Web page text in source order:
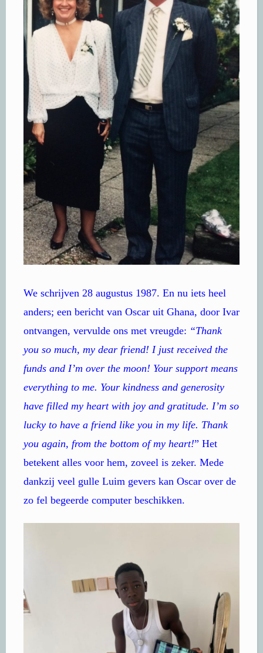
We schrijven 28 augustus 1987. En nu iets heel
anders; een bericht van Oscar uit Ghana, door Ivar
ontvangen, vervulde ons met vreugde: “Thank
you so much, my dear friend! I just received the
funds and I’m over the moon! Your support means
everything to me. Your kindness and generosity
have filled my heart with joy and gratitude. I’m so
lucky to have a friend like you in my life. Thank
you again, from the bottom of my heart!” Het
betekent alles voor hem, zoveel is zeker. Mede
dankzij veel gulle Luim gevers kan Oscar over de
zo fel begeerde computer beschikken.